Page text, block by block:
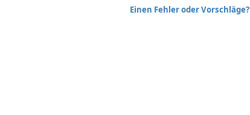
Einen Fehler oder Vorschläge?